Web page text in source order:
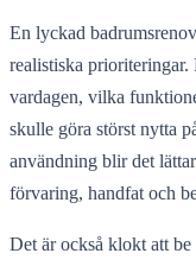
En lyckad
realistiska prioriteringar.
vardagen, vilka
skulle göra störst nytta
användning blir det
förvaring, handfat och
Det är också klokt att